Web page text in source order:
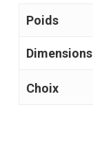
Poids
Dimensions
Choix